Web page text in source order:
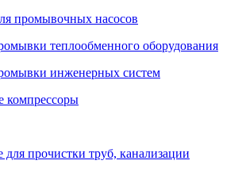
промывочных насосов
теплообменного оборудования
инженерных систем
для прочистки труб, канализации